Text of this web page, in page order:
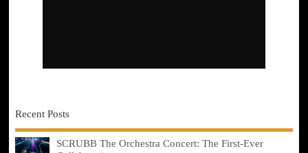
Recent Posts
SCRUBB The Orchestra Concert: The First-Ever